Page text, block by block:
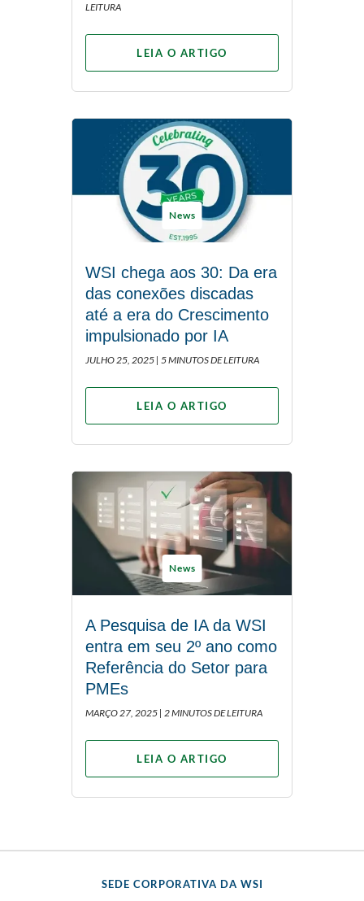
LEITURA
LEIA O ARTIGO
News
WSI chega aos 30: Da era
das conexões discadas
até a era do Crescimento
impulsionado por IA
JULHO 25, 2025 | 5 MINUTOS DE LEITURA
LEIA O ARTIGO
News
A Pesquisa de IA da WSI
entra em seu 2º ano como
Referência do Setor para
PMEs
MARÇO 27, 2025 | 2 MINUTOS DE LEITURA
LEIA O ARTIGO
SEDE CORPORATIVA DA WSI